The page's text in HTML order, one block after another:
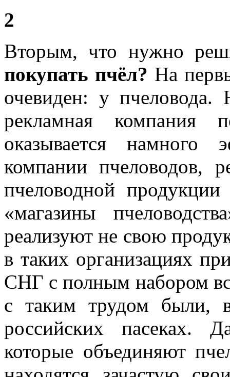
2
Вторым, что нужно
покупать пчёл? На
очевиден: у пчеловода.
рекламная компания
оказывается намного
компании пчеловодов,
пчеловодной
«магазины
реализуют не свою
в таких организациях
СНГ с полным набором
с таким трудом были,
российских пасеках.
которые объединяют